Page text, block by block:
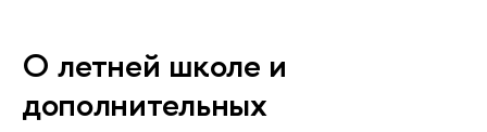
О летней школе и
дополнительных